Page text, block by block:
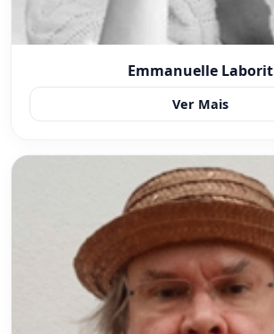
Emmanuelle Laborit
Ver Mais